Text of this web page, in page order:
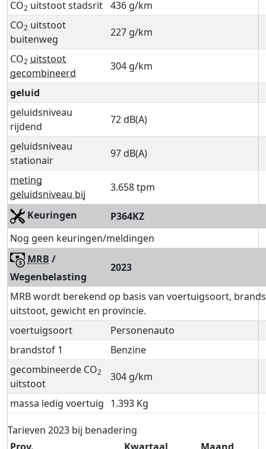
CO2 uitstoot stadsrit 436 g/km
CO2 uitstoot
buitenweg
227 g/km
CO2 uitstoot
gecombineerd
304 g/km
geluid
geluidsniveau
rijdend
72 dB(A)
geluidsniveau
stationair
97 dB(A)
meting
geluidsniveau bij
3.658 tpm
Keuringen
P364KZ
Nog geen keuringen/meldingen
MRB /
Wegenbelasting
2023
MRB wordt berekend op basis van voertuigsoort,
uitstoot, gewicht en provincie.
voertuigsoort
Personenauto
brandstof 1
Benzine
gecombineerde CO2
uitstoot
304 g/km
massa ledig voertuig 1.393 Kg
Tarieven 2023 bij benadering